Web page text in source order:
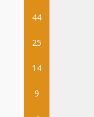
44
25
14
9